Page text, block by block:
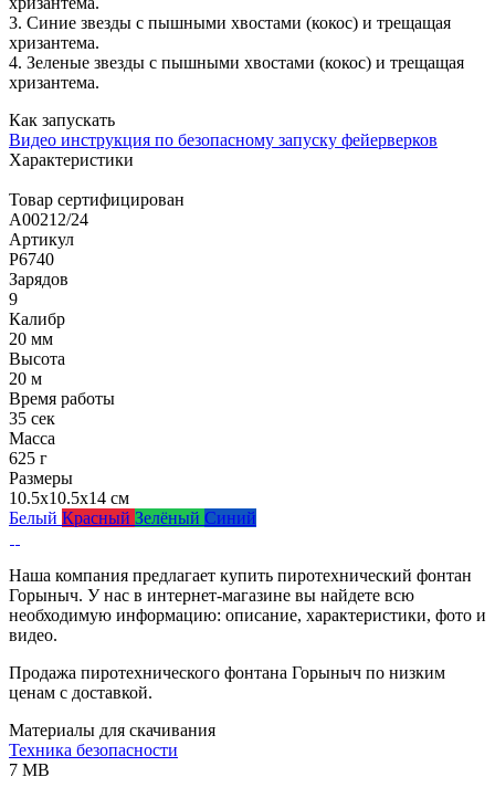
3. Синие звезды с пышными хвостами (кокос) и трещащая
хризантема.
4. Зеленые звезды с пышными хвостами (кокос) и трещащая
хризантема.
Как запускать
Видео инструкция по безопасному запуску фейерверков
Характеристики
Товар сертифицирован
A00212/24
Артикул
Р6740
Зарядов
9
Калибр
20 мм
Высота
20 м
Время работы
35 сек
Масса
625 г
Размеры
10.5x10.5x14 см
Белый Красный Зелёный Синий
Наша компания предлагает купить пиротехнический фонтан
Горыныч. У нас в интернет-магазине вы найдете всю
необходимую информацию: описание, характеристики, фото и
видео.
Продажа пиротехнического фонтана Горыныч по низким
ценам с доставкой.
Материалы для скачивания
Техника безопасности
7 MB